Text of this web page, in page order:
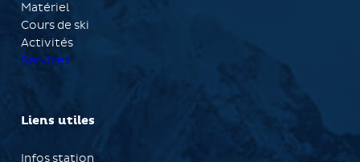
Matériel
Cours de ski
Activités
Services
Liens utiles
Infos station